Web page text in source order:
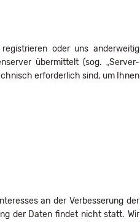
oder uns anderweitig
übermittelt (sog. „Server-
erforderlich sind, um Ihnen
an der Verbesserung der
der Daten findet nicht statt. Wir